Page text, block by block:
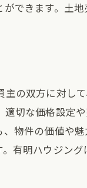
できます。土地
の双方に対し
切な価格設定
物件の価値や
有明ハウジン